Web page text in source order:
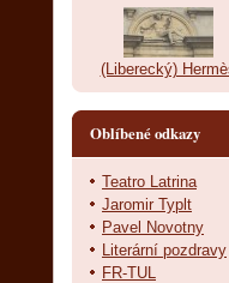
(Liberecký)
Oblíbené odkazy
Teatro Latrina
Jaromir Typlt
Pavel Novotny
Literární pozdravy
FR-TUL